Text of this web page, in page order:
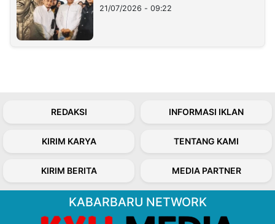
21/07/2026 - 09:22
REDAKSI INFORMASI IKLAN
KIRIM KARYA TENTANG KAMI
KIRIM BERITA MEDIA PARTNER
KABARBARU NETWORK